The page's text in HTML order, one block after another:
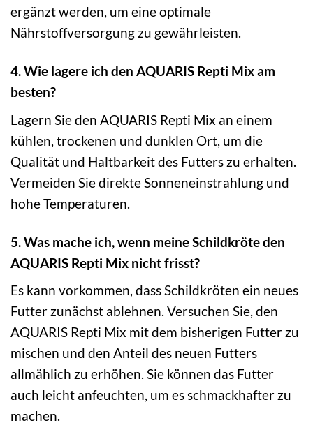
ergänzt werden, um eine optimale
Nährstoffversorgung zu gewährleisten.
4. Wie lagere ich den AQUARIS Repti Mix am
besten?
Lagern Sie den AQUARIS Repti Mix an einem
kühlen, trockenen und dunklen Ort, um die
Qualität und Haltbarkeit des Futters zu erhalten.
Vermeiden Sie direkte Sonneneinstrahlung und
hohe Temperaturen.
5. Was mache ich, wenn meine Schildkröte den
AQUARIS Repti Mix nicht frisst?
Es kann vorkommen, dass Schildkröten ein neues
Futter zunächst ablehnen. Versuchen Sie, den
AQUARIS Repti Mix mit dem bisherigen Futter zu
mischen und den Anteil des neuen Futters
allmählich zu erhöhen. Sie können das Futter
auch leicht anfeuchten, um es schmackhafter zu
machen.